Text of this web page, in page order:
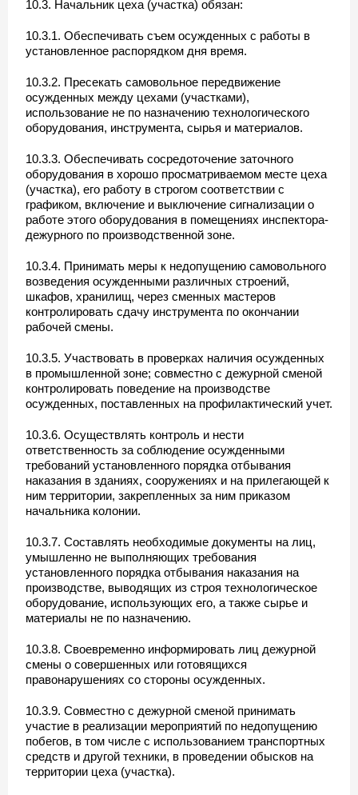
10.3. Начальник цеха (участка) обязан:
10.3.1. Обеспечивать съем осужденных с работы в
установленное распорядком дня время.
10.3.2. Пресекать самовольное передвижение
осужденных между цехами (участками),
использование не по назначению технологического
оборудования, инструмента, сырья и материалов.
10.3.3. Обеспечивать сосредоточение заточного
оборудования в хорошо просматриваемом месте цеха
(участка), его работу в строгом соответствии с
графиком, включение и выключение сигнализации о
работе этого оборудования в помещениях инспектора-
дежурного по производственной зоне.
10.3.4. Принимать меры к недопущению самовольного
возведения осужденными различных строений,
шкафов, хранилищ, через сменных мастеров
контролировать сдачу инструмента по окончании
рабочей смены.
10.3.5. Участвовать в проверках наличия осужденных
в промышленной зоне; совместно с дежурной сменой
контролировать поведение на производстве
осужденных, поставленных на профилактический учет.
10.3.6. Осуществлять контроль и нести
ответственность за соблюдение осужденными
требований установленного порядка отбывания
наказания в зданиях, сооружениях и на прилегающей к
ним территории, закрепленных за ним приказом
начальника колонии.
10.3.7. Составлять необходимые документы на лиц,
умышленно не выполняющих требования
установленного порядка отбывания наказания на
производстве, выводящих из строя технологическое
оборудование, использующих его, а также сырье и
материалы не по назначению.
10.3.8. Своевременно информировать лиц дежурной
смены о совершенных или готовящихся
правонарушениях со стороны осужденных.
10.3.9. Совместно с дежурной сменой принимать
участие в реализации мероприятий по недопущению
побегов, в том числе с использованием транспортных
средств и другой техники, в проведении обысков на
территории цеха (участка).